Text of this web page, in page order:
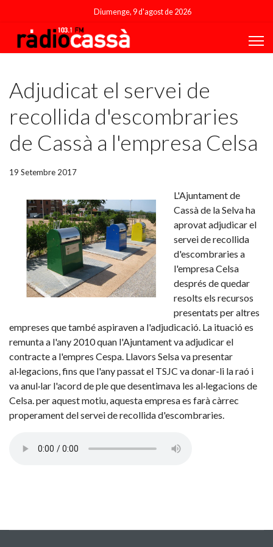
Diumenge, 9 d'agost de 2026
Adjudicat el servei de
recollida d'escombraries
de Cassà a l'empresa Celsa
19 Setembre 2017
L'Ajuntament de
Cassà de la Selva ha
aprovat adjudicar el
servei de recollida
d'escombraries a
l'empresa Celsa
després de quedar
resolts els recursos
presentats per altres
empreses que també aspiraven a l'adjudicació. La ituació es
remunta a l'any 2010 quan l'Ajuntament va adjudicar el
contracte a l'empres Cespa. Llavors Selsa va presentar
al·legacions, fins que l'any passat el TSJC va donar-li la raó i
va anul·lar l'acord de ple que desentimava les al·legacions de
Celsa. per aquest motiu, aquesta empresa es farà càrrec
properament del servei de recollida d'escombraries.